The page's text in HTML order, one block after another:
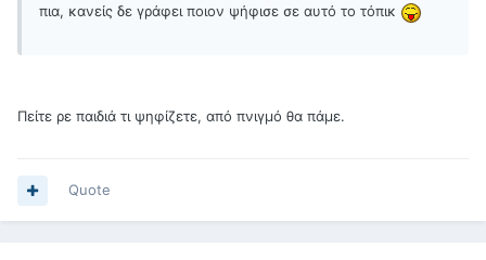
πια, κανείς δε γράφει ποιον ψήφισε σε αυτό το τόπικ
Πείτε ρε παιδιά τι ψηφίζετε, από πνιγμό θα πάμε.
Quote